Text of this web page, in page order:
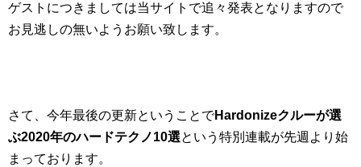
ゲストにつきましては当サイトで追々発表となりますので
お見逃しの無いようお願い致します。
さて、今年最後の更新ということでHardonizeクルーが選
ぶ2020年のハードテクノ10選という特別連載が先週より始
まっております。